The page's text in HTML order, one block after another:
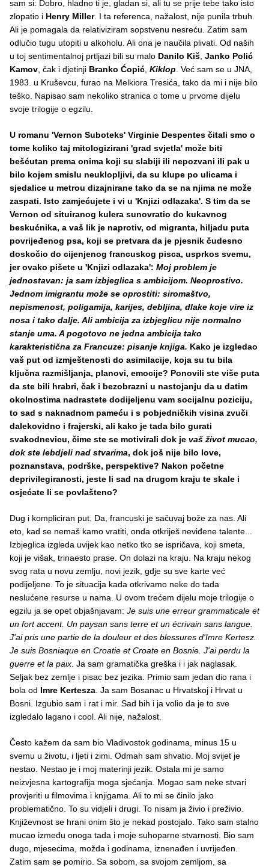
sam si: Dobro, hladno ti je, gladan si, ali tu se prije tebe tako isto
zlopatio i Henry Miller. I ta referenca, nažalost, nije punila trbuh.
Ali je pomagala da relativiziram sopstvenu nesreću. Zatim sam
odlučio tugu utopiti u alkoholu. Ali ona je naučila plivati. Od naših
u toj sentimentalnoj prtljazi bili su malo Danilo Kiš Janko Polić
Kamov , čak i djetinji Branko Ćopić Kiklop . Već sam se u JNA,
1983. u Kruševcu, furao na Melkiora Tresića, tako da mi i nije bilo
teško. Napisao sam nekoliko stranica o tome u prvome dijelu
svoje trilogije o egzilu.
U romanu 'Vernon Suboteks' Virginie Despentes čitali smo o
tome koliko taj mitologizirani 'grad svjetla' može biti
bešćutan prema onima koji su slabiji ili nepozvani ili pak u
bilo kojem smislu neuklopljivi, da su klupe po ulicama i
sjedalice u metrou dizajnirane tako da se na njima ne može
zaspati. Isto zamjećujete i vi u 'Knjizi odlazaka'. S tim da se
Vernon od situiranog kulera sunovratio do kukavnog
beskućnika, a vaš lik je naprotiv, od migranta, hiljadu puta
povrijeđenog psa, koji se pretvara da je pjesnik čudesno
doskočio do cijenjenog francuskog pisca, usprkos svemu,
jer ovako pišete u 'Knjizi odlazaka': Moj problem je
jednostavan: ja sam izbjeglica s ambicijom. Neoprostivo.
Jednom imigrantu može se oprostiti: siromaštvo,
nepismenost, poligamija, karijes, debljina, dlake koje vire iz
nosa i tako dalje. Ali ambicija za izbjeglicu nije normalno
stanje uma. A pogotovo ne jedna ambicija tako
karakteristična za Francuze: pisanje knjiga. Kako je izgledao
vaš put od izmještenosti do asimilacije, koja su tu bila
ključna razmišljanja, planovi, emocije? Ponovili ste više puta
da ste bili hrabri, čak i bezobrazni u nastojanju da u datim
okolnostima nadrastete dodijeljenu vam socijalnu poziciju,
to sad s naknadnom pameću i s pobjedničkih visina zvuči
dalekovidno i frajerski, ali kako je tada bilo gurati
svakodnevicu, čime ste se motivirali dok je vaš život mucao,
dok ste lebdjeli nad stvarima, dok još nije bilo love,
poznanstava, podrške, perspektive? Nakon početne
deprivilegiranosti, jeste li sad na drugom kraju te skale i
osjećate li se povlašteno?
Dug i kompliciran put. Da, francuski je sačuvaj bože za nas. Ali
eto, kad se nemaš kamo vratiti, onda otkriješ neviđene talente...
Izbjeglica izgleda uvijek kao netko tko se ispričava, koji smeta,
koji je višak, trinaesto prase. On dolazi na kraju. Na kraju nekog
svog rata u novu zemlju, novi jezik, gdje su sve karte već
podijeljene. To je situacija kada otkrivamo neke do tada
neslućene resurse u nama. U ovom trećem dijelu moje trilogije o
egzilu ja se opet objašnjavam: Je suis une erreur grammaticale et
un fort accent. Un paysan sans terre et un écrivain sans langue.
J'ai pris une partie de la douleur et des blessures d'Imre Kertesz.
Je suis Bosniaque en Croatie et Croate en Bosnie. J'ai perdu la
guerre et la paix . Ja sam gramatička greška i i jak naglasak.
Seljak bez zemlje i pisac bez jezika. Primio sam jedan dio rana i
bola od Imre Kertesza . Ja sam Bosanac u Hrvatskoj i Hrvat u
Bosni. Izgubio sam i rat i mir. Sad bih i ja volio da je to sve
izgledalo lagano i cool. Ali nije, nažalost.
Često kažem da sam bio Vladivostok godinama, minus 15 u
svemu u životu, i ljeti i zimi. Odmah sam shvatio. Moj svijet je
nestao. Nestao je i moj materinji jezik. Ostala mi je samo
neizvjesna kartografija moga sjećanja. Mogao sam neke stvari
provjeriti u filmovima i knjigama. Ali to mi se činilo jako
problematično. To su vidjeli i drugi. To nisam ja živio i preživio.
Književnost se hrani onim što je nekad postojalo. Tako sam stalno
mucao između onoga tada i moje suhoparne stvarnosti. Bio sam
dugo, mjesecima, možda i godinama, iznenađen i uvrijeđen.
Zatim sam se pomirio. Sa sobom, sa svojom zemljom, sa